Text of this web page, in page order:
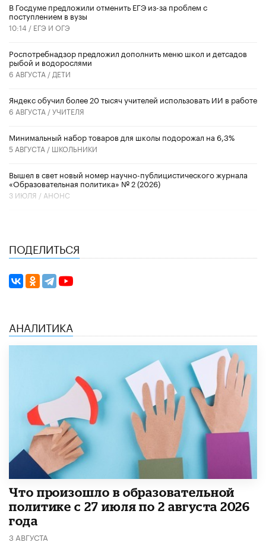
В Госдуме предложили отменить ЕГЭ из-за проблем с
поступлением в вузы
10:14 / ЕГЭ И ОГЭ
Роспотребнадзор предложил дополнить меню школ и детсадов
рыбой и водорослями
6 АВГУСТА / ДЕТИ
​Яндекс обучил более 20 тысяч учителей использовать ИИ в работе
6 АВГУСТА /УЧИТЕЛЯ
Минимальный набор товаров для школы подорожал на 6,3%
5 АВГУСТА / ШКОЛЬНИКИ
Вышел в свет новый номер научно-публицистического журнала
«Образовательная политика» № 2 (2026)
3 ИЮЛЯ / АНОНС
ПОДЕЛИТЬСЯ
АНАЛИТИКА
​Что произошло в образовательной
политике с 27 июля по 2 августа 2026
года
3 АВГУСТА